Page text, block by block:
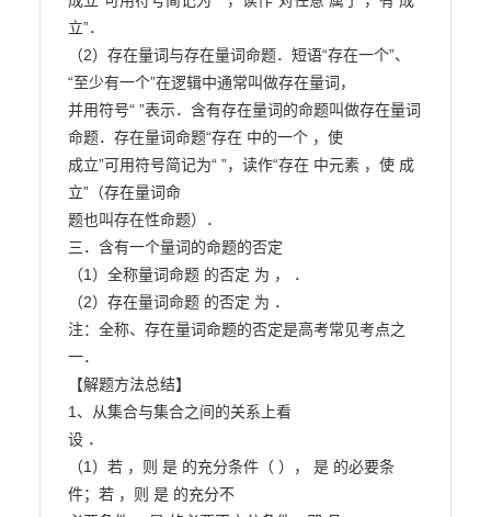
立”．
（2）存在量词与存在量词命题．短语“存在一个”、
“至少有一个”在逻辑中通常叫做存在量词，
并用符号“ ”表示．含有存在量词的命题叫做存在量词
命题．存在量词命题“存在 中的一个 ，使
成立”可用符号简记为“ ”，读作“存在 中元素 ，使 成
立”（存在量词命
题也叫存在性命题）．
三．含有一个量词的命题的否定
（1）全称量词命题 的否定 为 ， ．
（2）存在量词命题 的否定 为 ．
注：全称、存在量词命题的否定是高考常见考点之
一．
【解题方法总结】
1、从集合与集合之间的关系上看
设 ．
（1）若 ，则 是 的充分条件（ ）， 是 的必要条
件；若 ，则 是 的充分不